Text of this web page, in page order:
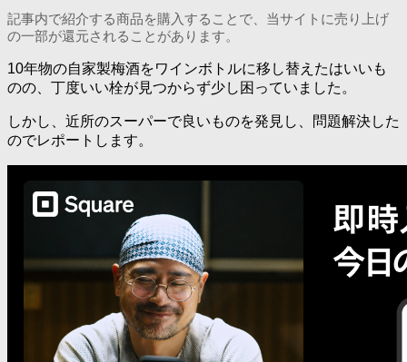
記事内で紹介する商品を購入することで、当サイトに売り上げ
の一部が還元されることがあります。
10年物の自家製梅酒をワインボトルに移し替えたはいいも
のの、丁度いい栓が見つからず少し困っていました。
しかし、近所のスーパーで良いものを発見し、問題解決した
のでレポートします。